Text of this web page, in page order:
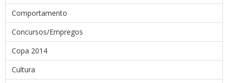
Comportamento
Concursos/Empregos
Copa 2014
Cultura